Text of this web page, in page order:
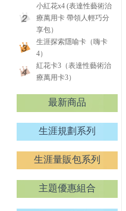
小紅花x4 (表達性藝術治
療萬用卡 帶領人輕巧分
享包）
生涯探索隱喻卡（嗨卡
4）
紅花卡3（表達性藝術治
療萬用卡3）
最新商品
生涯規劃系列
生涯量販包系列
主題優惠組合